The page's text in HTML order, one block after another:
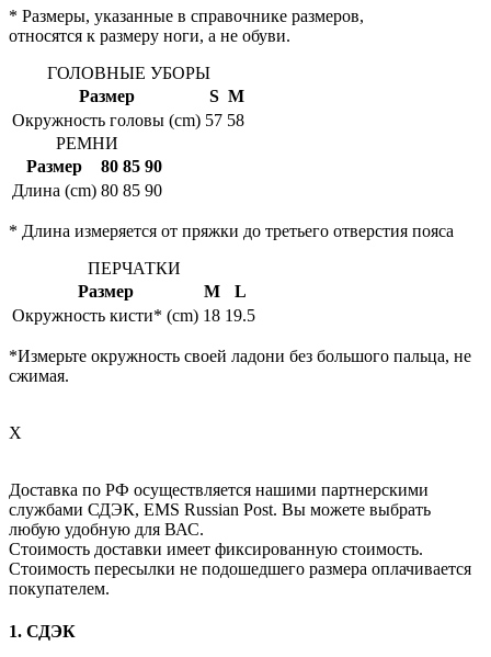
* Размеры, указанные в справочнике размеров,
относятся к размеру ноги, а не обуви.
ГОЛОВНЫЕ УБОРЫ
Размер
S M
Окружность головы (cm) 57 58
РЕМНИ
Размер
80 85 90
Длина (cm) 80 85 90
* Длина измеряется от пряжки до третьего отверстия пояса
ПЕРЧАТКИ
Размер
M
L
Окружность кисти* (cm) 18 19.5
*Измерьте окружность своей ладони без большого пальца, не
сжимая.
X
Доставка по РФ осуществляется нашими партнерскими
службами СДЭК, EMS Russian Post. Вы можете выбрать
любую удобную для ВАС.
Стоимость доставки имеет фиксированную стоимость.
Стоимость пересылки не подошедшего размера оплачивается
покупателем.
1. СДЭК